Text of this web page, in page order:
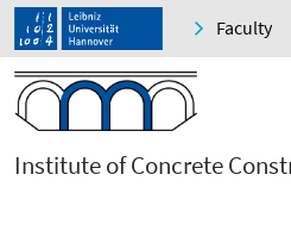
Faculty
Institute of Concrete